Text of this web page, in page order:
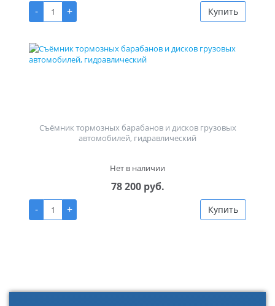
-
+ Купить
Съёмник тормозных барабанов и дисков грузовых
автомобилей, гидравлический
Нет в наличии
78 200 руб.
-
+ Купить